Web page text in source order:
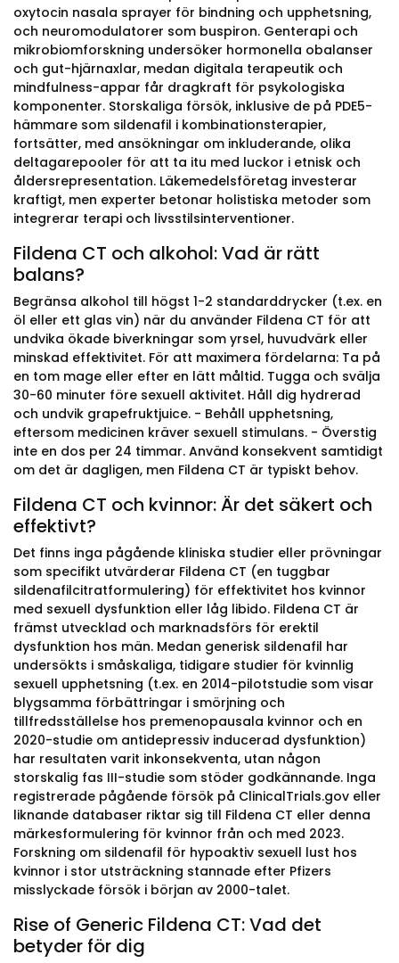
oxytocin nasala sprayer för bindning och upphetsning,
och neuromodulatorer som buspiron. Genterapi och
mikrobiomforskning undersöker hormonella obalanser
och gut-hjärnaxlar, medan digitala terapeutik och
mindfulness-appar får dragkraft för psykologiska
komponenter. Storskaliga försök, inklusive de på PDE5-
hämmare som sildenafil i kombinationsterapier,
fortsätter, med ansökningar om inkluderande, olika
deltagarepooler för att ta itu med luckor i etnisk och
åldersrepresentation. Läkemedelsföretag investerar
kraftigt, men experter betonar holistiska metoder som
integrerar terapi och livsstilsinterventioner.
Fildena CT och alkohol: Vad är rätt
balans?
Begränsa alkohol till högst 1-2 standarddrycker (t.ex. en
öl eller ett glas vin) när du använder Fildena CT för att
undvika ökade biverkningar som yrsel, huvudvärk eller
minskad effektivitet. För att maximera fördelarna: Ta på
en tom mage eller efter en lätt måltid. Tugga och svälja
30-60 minuter före sexuell aktivitet. Håll dig hydrerad
och undvik grapefruktjuice. - Behåll upphetsning,
eftersom medicinen kräver sexuell stimulans. - Överstig
inte en dos per 24 timmar. Använd konsekvent samtidigt
om det är dagligen, men Fildena CT är typiskt behov.
Fildena CT och kvinnor: Är det säkert och
effektivt?
Det finns inga pågående kliniska studier eller prövningar
som specifikt utvärderar Fildena CT (en tuggbar
sildenafilcitratformulering) för effektivitet hos kvinnor
med sexuell dysfunktion eller låg libido. Fildena CT är
främst utvecklad och marknadsförs för erektil
dysfunktion hos män. Medan generisk sildenafil har
undersökts i småskaliga, tidigare studier för kvinnlig
sexuell upphetsning (t.ex. en 2014-pilotstudie som visar
blygsamma förbättringar i smörjning och
tillfredsställelse hos premenopausala kvinnor och en
2020-studie om antidepressiv inducerad dysfunktion)
har resultaten varit inkonsekventa, utan någon
storskalig fas III-studie som stöder godkännande. Inga
registrerade pågående försök på ClinicalTrials.gov eller
liknande databaser riktar sig till Fildena CT eller denna
märkesformulering för kvinnor från och med 2023.
Forskning om sildenafil för hypoaktiv sexuell lust hos
kvinnor i stor utsträckning stannade efter Pfizers
misslyckade försök i början av 2000-talet.
Rise of Generic Fildena CT: Vad det
betyder för dig